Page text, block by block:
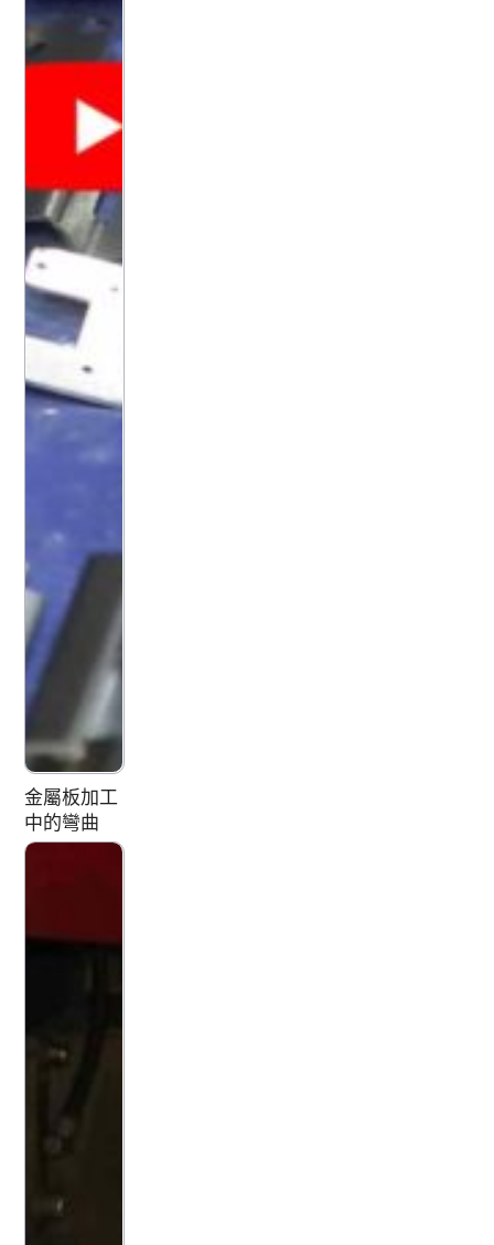
金屬板加工
中的彎曲